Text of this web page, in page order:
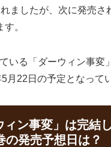
ましたが、次に発売さ
。
いる「ダーウィン事変
月22日の予定となって
ィン事変」は完結
の発売予想日は？